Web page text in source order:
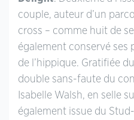
couple, auteur d’un
cross – comme huit de
également conservé
de l’hippique. Gratifiée
double sans-faute du
Isabelle Walsh, en selle
également issue du